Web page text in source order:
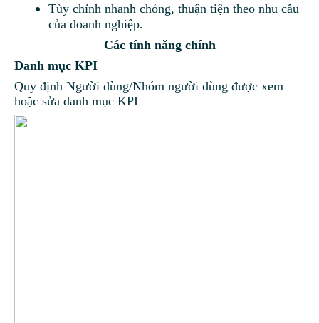
Tùy chỉnh nhanh chóng, thuận tiện theo nhu cầu
của doanh nghiệp.
Các tính năng chính
Danh mục KPI
Quy định Người dùng/Nhóm người dùng được xem
hoặc sửa danh mục KPI